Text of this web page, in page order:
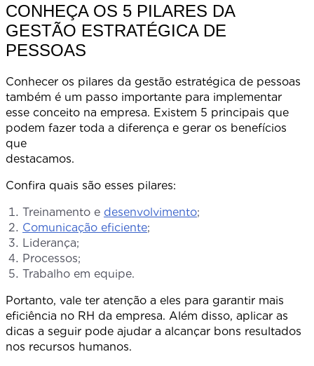
CONHEÇA OS 5 PILARES DA
GESTÃO ESTRATÉGICA DE
PESSOAS
Conhecer os pilares da gestão estratégica de pessoas
também é um passo importante para implementar
esse conceito na empresa. Existem 5 principais que
podem fazer toda a diferença e gerar os benefícios
que
Confira quais são esses pilares:
Treinamento e desenvolvimento;
Comunicação eficiente;
Liderança;
Processos;
Trabalho em equipe.
Portanto, vale ter atenção a eles para garantir mais
eficiência no RH da empresa. Além disso, aplicar as
dicas a seguir pode ajudar a alcançar bons resultados
nos recursos humanos.